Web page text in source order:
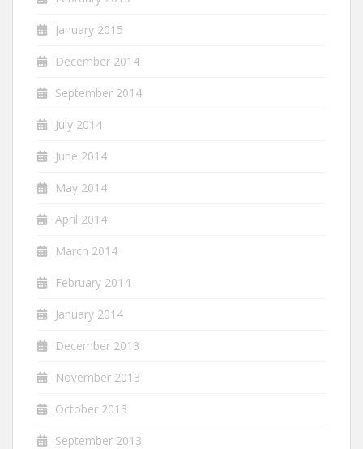
January 2015
December 2014
September 2014
July 2014
June 2014
May 2014
April 2014
March 2014
February 2014
January 2014
December 2013
November 2013
October 2013
September 2013